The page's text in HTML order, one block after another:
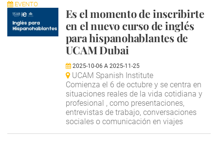
EVENTO
Es el momento de inscribirte
en el nuevo curso de inglés
para hispanohablantes de
UCAM Dubai
2025-10-06 A 2025-11-25
UCAM Spanish Institute
Comienza el 6 de octubre y se centra en
situaciones reales de la vida cotidiana y
profesional , como presentaciones,
entrevistas de trabajo, conversaciones
sociales o comunicación en viajes